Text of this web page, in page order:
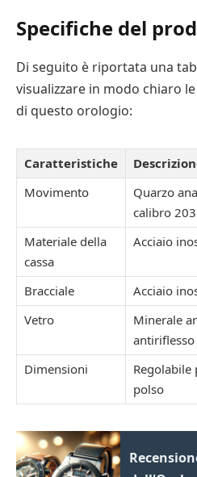
Specifiche del
Di seguito è riportata una
visualizzare in modo chiaro
di questo orologio:
Caratteristiche
Movimento
Quarzo
calibro
Materiale della
cassa
Acciaio
Bracciale
Acciaio
Vetro
Minerale
Dimensioni
Regolabile
polso